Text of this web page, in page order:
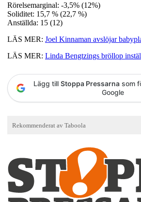
Rörelsemarginal: -3,5% (12%)
Soliditet: 15,7 % (22,7 %)
Anställda: 15 (12)
LÄS MER: Joel Kinnaman avslöjar
LÄS MER: Linda Bengtzings bröllop
Lägg till Stoppa Pressarna som
Google